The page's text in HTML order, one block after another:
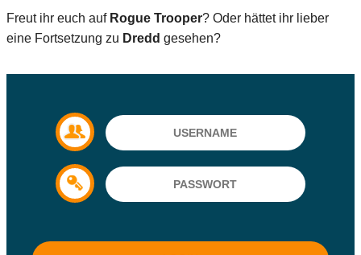
Freut ihr euch aufRogue Trooper? Oder hättet ihr lieber
eine Fortsetzung zu Dredd gesehen?